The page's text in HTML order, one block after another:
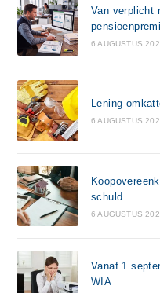
Van verplicht
6 AUGUSTUS
Lening
6 AUGUSTUS
schuld
6 AUGUSTUS
Vanaf 1
WIA